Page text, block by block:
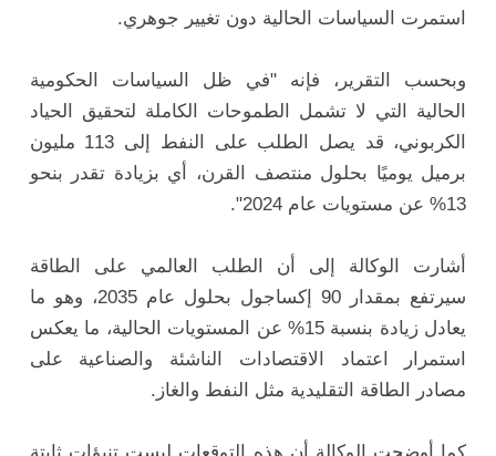
استمرت السياسات الحالية دون تغيير جوهري.
وبحسب التقرير، فإنه "في ظل السياسات الحكومية
الحالية التي لا تشمل الطموحات الكاملة لتحقيق الحياد
الكربوني، قد يصل الطلب على النفط إلى 113 مليون
برميل يوميًا بحلول منتصف القرن، أي بزيادة تقدر بنحو
13% عن مستويات عام 2024".
أشارت الوكالة إلى أن الطلب العالمي على الطاقة
سيرتفع بمقدار 90 إكساجول بحلول عام 2035، وهو ما
يعادل زيادة بنسبة 15% عن المستويات الحالية، ما يعكس
استمرار اعتماد الاقتصادات الناشئة والصناعية على
مصادر الطاقة التقليدية مثل النفط والغاز.